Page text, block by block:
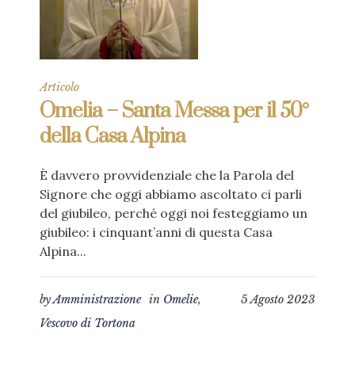
Articolo
Omelia – Santa Messa per il 50°
della Casa Alpina
È davvero provvidenziale che la Parola del
Signore che oggi abbiamo ascoltato ci parli
del giubileo, perché oggi noi festeggiamo un
giubileo: i cinquant’anni di questa Casa
Alpina...
5 Agosto 2023
byAmministrazione in Omelie,
Vescovo di Tortona